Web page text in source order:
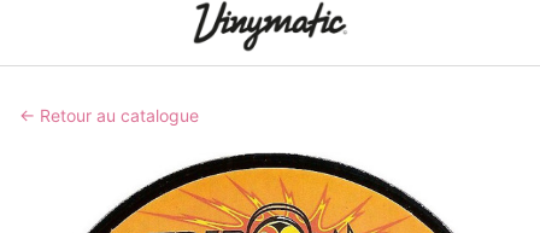
← Retour au catalogue